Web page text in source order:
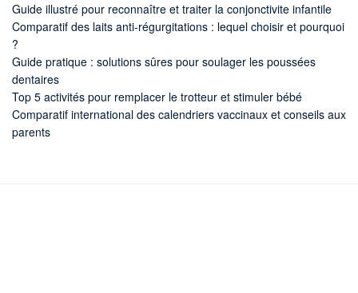
Guide illustré pour reconnaître et traiter la conjonctivite infantile
Comparatif des laits anti-régurgitations : lequel choisir et pourquoi
?
Guide pratique : solutions sûres pour soulager les poussées
dentaires
Top 5 activités pour remplacer le trotteur et stimuler bébé
Comparatif international des calendriers vaccinaux et conseils aux
parents